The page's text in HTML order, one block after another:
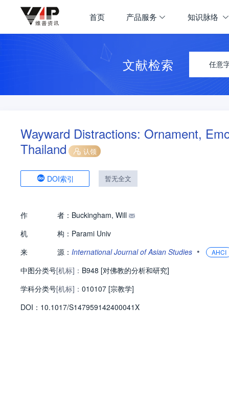
首页 产品服务 知识脉络
文献检索 任意
Wayward Distractions: Ornament,
Thailand
认领
DOI索引 暂无全文
作 者： Buckingham, Will
机
构： Parami Univ
来
源： International Journal of Asian Studies • AHCI
中图分类号[机标]： B948 [对佛教的分析和研究]
学科分类号[机标]： 010107 [宗教学]
DOI： 10.1017/S147959142400041X